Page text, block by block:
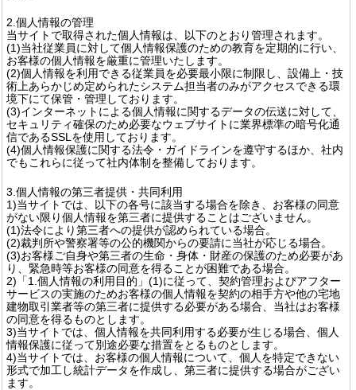
2.個人情報の管理
当サイトで取得された個人情報は、以下のとおり管理されます。
(1)当社従業員に対して個人情報保護のための教育を定期的に行い、
お客様の個人情報を厳重に管理いたします。
(2)個人情報を利用できる従業員を必要最小限に制限し、設備上・技
術上あらかじめ定められたシステム担当者のみがアクセスできる環
境下にて保管・管理しております。
(3)インターネットによる個人情報に関するデータの伝送に対して、
セキュリティ確保のため必要なウェブサイトに業界標準の暗号化通
信であるSSLを使用しております。
(4)個人情報保護に関する法令・ガイドラインを遵守するほか、社内
でもこれらに従って社内体制を整備しております。
3.個人情報の第三者提供・共同利用
1)当サイトでは、以下の各号に該当する場合を除き、お客様の同意
がない限り個人情報を第三者に提供することはございません。
(1)法令により第三者への提供が認められている場合。
(2)裁判所や警察署等の公的機関からの要請に当社が応じる場合。
(3)お客様ご自身や第三者の生命・身体・財産の保護のため必要があ
り、緊急時等お客様の同意を得ることが困難である場合。
2)「1.個人情報の利用目的」(1)に従って、契約管理およびアフター
サービスの実施のためお客様の個人情報を契約の相手方や他の宅地
建物取引業者等の第三者に提供する必要がある場合、当社はお客様
の同意を得るものとします。
3)当サイトでは、個人情報を共同利用する必要が生じる場合、個人
情報保護に従って別途必要な措置をとるものとします。
4)当サイトでは、お客様の個人情報について、個人を特定できない
形式で加工し統計データを作成し、第三者に提供する場合がござい
ます。